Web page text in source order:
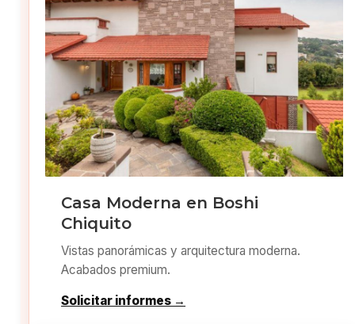
Casa Moderna en Boshi
Chiquito
Vistas panorámicas y arquitectura moderna.
Acabados premium.
Solicitar informes →